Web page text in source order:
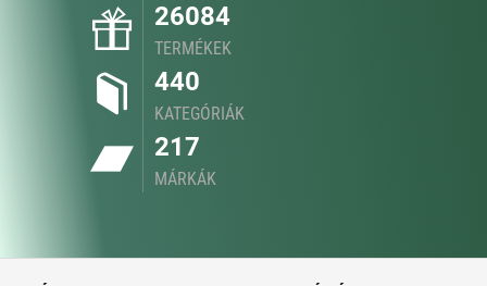
26084
TERMÉKEK
440
KATEGÓRIÁK
217
MÁRKÁK